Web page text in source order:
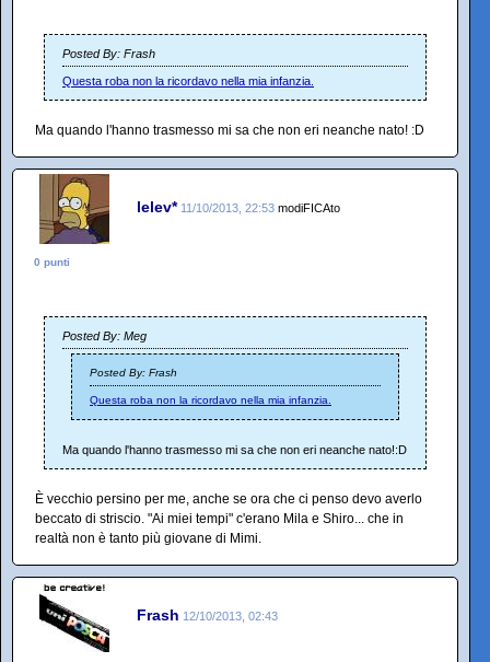
Posted By: Frash
Questa roba non la ricordavo nella mia infanzia.
Ma quando l'hanno trasmesso mi sa che non eri neanche nato! :D
lelev* 11/10/2013, 22:53 modiFICAto
0 punti
Posted By: Meg
Posted By: Frash
Questa roba non la ricordavo nella mia infanzia.
Ma quando l'hanno trasmesso mi sa che non eri neanche nato!:D
È vecchio persino per me, anche se ora che ci penso devo averlo
beccato di striscio. "Ai miei tempi" c'erano Mila e Shiro... che in
realtà non è tanto più giovane di Mimi.
Frash 12/10/2013, 02:43